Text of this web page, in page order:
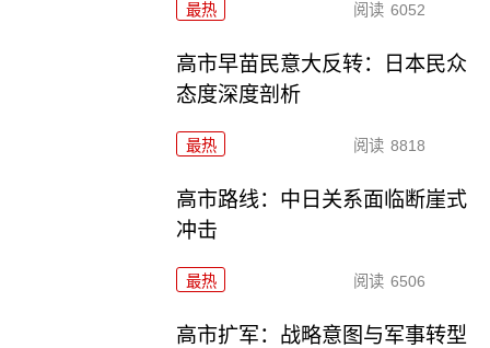
最热 阅读 6052
高市早苗民意大反转：日本民众
态度深度剖析
最热 阅读 8818
高市路线：中日关系面临断崖式
冲击
最热 阅读 6506
高市扩军：战略意图与军事转型